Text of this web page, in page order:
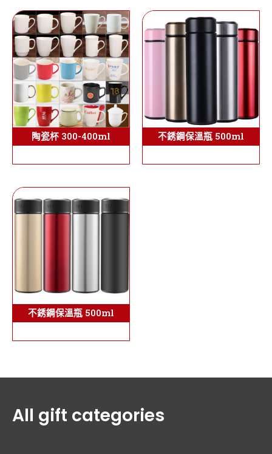
陶瓷杯 300-400ml 不銹鋼保溫瓶 500ml
不銹鋼保溫瓶 500ml
All gift categories